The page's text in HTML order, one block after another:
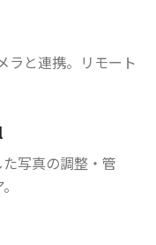
ラと連携。リモート
写真の調整・管